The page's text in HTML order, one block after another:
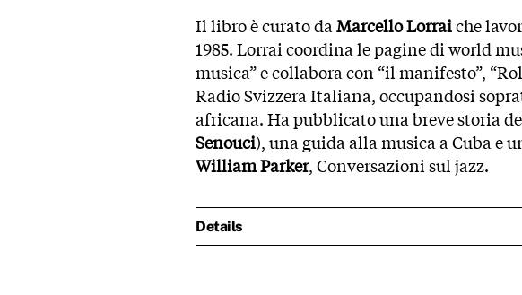
Il libro è curato da Marcello Lorraiche
1985. Lorrai coordina le pagine di world
musica” e collabora con “il manifesto”,
Radio Svizzera Italiana, occupandosi
africana. Ha pubblicato una breve storia
Senouci), una guida alla musica a Cuba e
William Parker, Conversazioni sul jazz.
Details